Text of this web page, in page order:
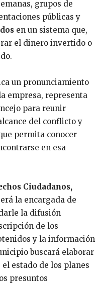
grupos de
públicas y
en un sistema que,
el dinero invertido o
un pronunciamiento
empresa, representa
para reunir
del conflicto y
permita conocer
en esa
Ciudadanos,
la encargada de
la difusión
de los
y la información
buscará elaborar
estado de los planes
presuntos